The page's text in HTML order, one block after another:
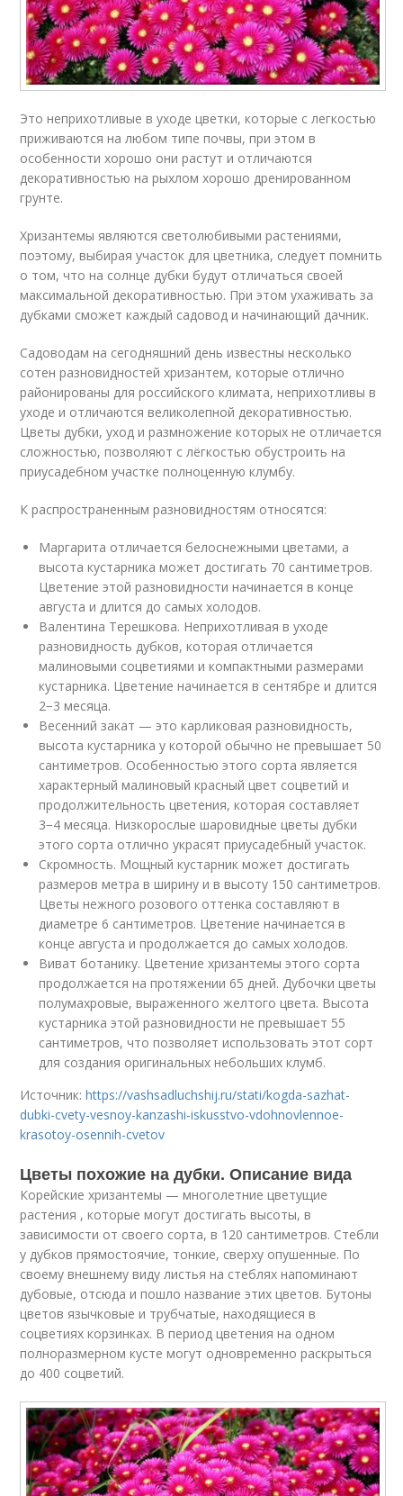
Это неприхотливые в уходе цветки, которые с легкостью
приживаются на любом типе почвы, при этом в
особенности хорошо они растут и отличаются
декоративностью на рыхлом хорошо дренированном
грунте.
Хризантемы являются светолюбивыми растениями,
поэтому, выбирая участок для цветника, следует помнить
о том, что на солнце дубки будут отличаться своей
максимальной декоративностью. При этом ухаживать за
дубками сможет каждый садовод и начинающий дачник.
Садоводам на сегодняшний день известны несколько
сотен разновидностей хризантем, которые отлично
районированы для российского климата, неприхотливы в
уходе и отличаются великолепной декоративностью.
Цветы дубки, уход и размножение которых не отличается
сложностью, позволяют с лёгкостью обустроить на
приусадебном участке полноценную клумбу.
К распространенным разновидностям относятся:
Маргарита отличается белоснежными цветами, а
высота кустарника может достигать 70 сантиметров.
Цветение этой разновидности начинается в конце
августа и длится до самых холодов.
Валентина Терешкова. Неприхотливая в уходе
разновидность дубков, которая отличается
малиновыми соцветиями и компактными размерами
кустарника. Цветение начинается в сентябре и длится
2−3 месяца.
Весенний закат — это карликовая разновидность,
высота кустарника у которой обычно не превышает 50
сантиметров. Особенностью этого сорта является
характерный малиновый красный цвет соцветий и
продолжительность цветения, которая составляет
3−4 месяца. Низкорослые шаровидные цветы дубки
этого сорта отлично украсят приусадебный участок.
Скромность. Мощный кустарник может достигать
размеров метра в ширину и в высоту 150 сантиметров.
Цветы нежного розового оттенка составляют в
диаметре 6 сантиметров. Цветение начинается в
конце августа и продолжается до самых холодов.
Виват ботанику. Цветение хризантемы этого сорта
продолжается на протяжении 65 дней. Дубочки цветы
полумахровые, выраженного желтого цвета. Высота
кустарника этой разновидности не превышает 55
сантиметров, что позволяет использовать этот сорт
для создания оригинальных небольших клумб.
Источник:https://vashsadluchshij.ru/stati/kogda-sazhat-
dubki-cvety-vesnoy-kanzashi-iskusstvo-vdohnovlennoe-
krasotoy-osennih-cvetov
Цветы похожие на дубки. Описание вида
Корейские хризантемы — многолетние цветущие
растения , которые могут достигать высоты, в
зависимости от своего сорта, в 120 сантиметров. Стебли
у дубков прямостоячие, тонкие, сверху опушенные. По
своему внешнему виду листья на стеблях напоминают
дубовые, отсюда и пошло название этих цветов. Бутоны
цветов язычковые и трубчатые, находящиеся в
соцветиях корзинках. В период цветения на одном
полноразмерном кусте могут одновременно раскрыться
до 400 соцветий.